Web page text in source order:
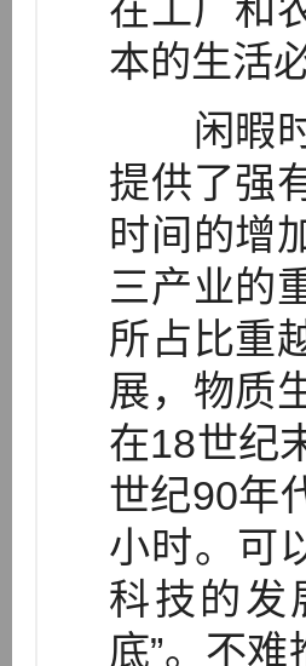
在工厂和
本的生活
闲暇时
提供了强
时间的增
三产业的
所占比重
展，物质
在18世纪
世纪90年
小时。可
科技的发
底”。不